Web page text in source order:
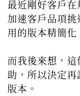
最近剛好客戶
加速客戶品項
用的版本精簡化
而我後來想，
助，所以決定
版本。